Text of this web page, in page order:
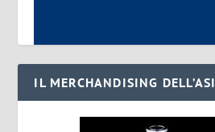
IL MERCHANDISING DELL’ASI